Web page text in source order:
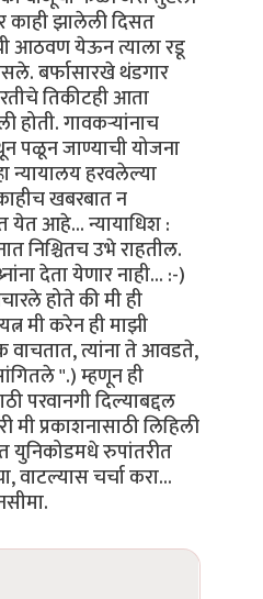
काही झालेली दिसत
आठवण येऊन त्याला रडू
बर्फासारखे थंडगार
तिकीटही आता
होती. गावकर्‍यांनाच
पळून जाण्याची योजना
न्यायालय हरवलेल्या
खबरबात न
येत आहे... न्यायाधिश :
निश्चितच उभे राहतील.
देता येणार नाही... :-)
होते की मी ही
मी करेन ही माझी
त्यांना ते आवडते,
''.) म्हणून ही
परवानगी दिल्याबद्दल
मी प्रकाशनासाठी लिहिली
युनिकोडमधे रुपांतरीत
वाटल्यास चर्चा करा...